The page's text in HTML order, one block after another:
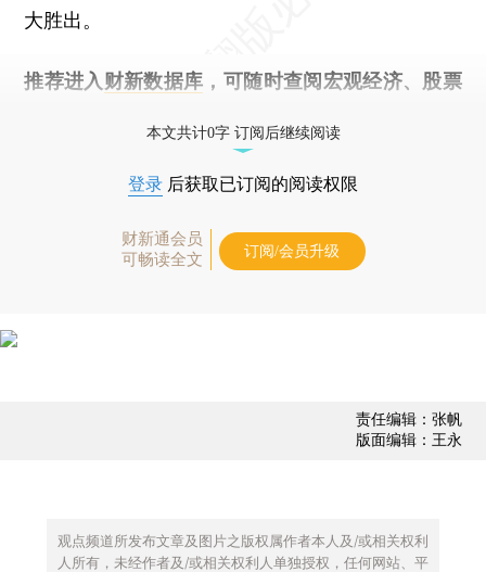
大胜出。
推荐进入 财新数据库 ，可随时查阅宏观经济、股票
本文共计0字 订阅后继续阅读
登录 后获取已订阅的阅读权限
财新通会员
可畅读全文
订阅/会员升级
责任编辑：张帆
版面编辑：王永
观点频道所发布文章及图片之版权属作者本人及/或相关权利
人所有，未经作者及/或相关权利人单独授权，任何网站、平